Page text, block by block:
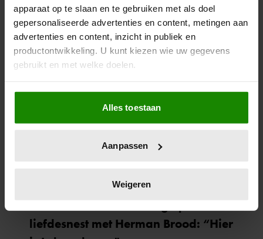
apparaat op te slaan en te gebruiken met als doel
gepersonaliseerde advertenties en content, metingen aan
advertenties en content, inzicht in publiek en
productontwikkeling. U kunt kiezen wie uw gegevens
gebruikt en met welke doelen.
Als u het toestaat, willen we ook graag:
Informatie verzamelen over uw geografische
locatie, die tot een paar meter nauwkeurig kan zijn
scannen op specifieke eigenschappen (fingerprinting)
verwerkt en stel uw voorkeuren in het
intrekken in de Cookieverklaring.
Alles toestaan
Aanpassen
Weigeren